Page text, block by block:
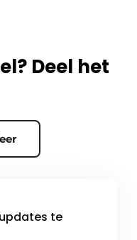
Deel het
te